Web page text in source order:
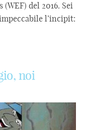
del 2016. Sei
l’incipit:
noi